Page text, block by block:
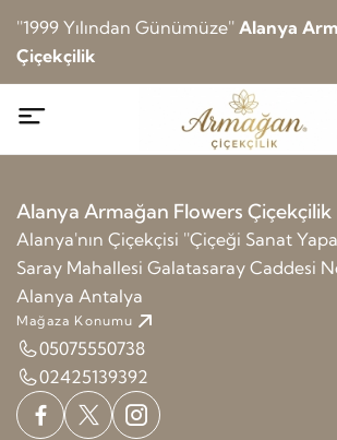
''1999 Yılından Günümüze'' Alanya
Çiçekçilik
Alanya Armağan Flowers Çiçekçilik
Alanya'nın Çiçekçisi ''Çiçeği Sanat
Saray Mahallesi Galatasaray Caddesi
Alanya Antalya
Mağaza Konumu
05075550738
02425139392